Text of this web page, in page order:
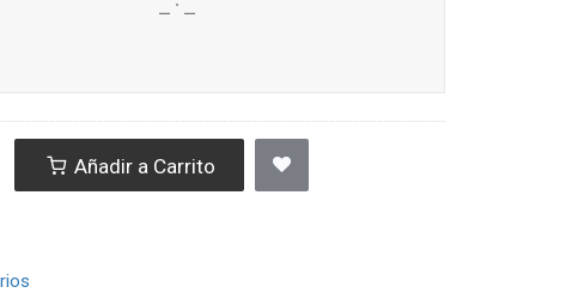
Añadir a Carrito